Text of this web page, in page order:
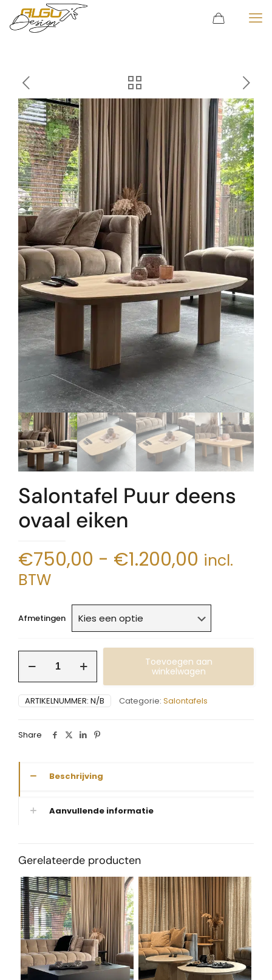
Salontafel Puur deens
ovaal eiken
€750,00 - €1.200,00 incl.
BTW
Afmetingen
Puur
deens
eiken
Toevoegen aan
winkelwagen
ARTIKELNUMMER: N/B Categorie: Salontafels
Share
Beschrijving
Aanvullende informatie
Gerelateerde producten